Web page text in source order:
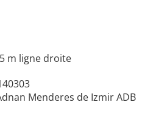
m ligne droite
Menderes de Izmir ADB